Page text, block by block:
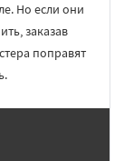
Но если они
заказав
поправят